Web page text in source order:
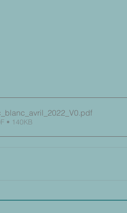
.pdf
• 140KB